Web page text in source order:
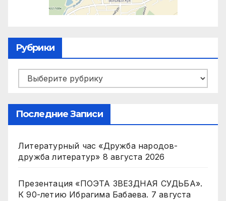
Рубрики
Рубрики
Последние Записи
Литературный час «Дружба народов-
дружба литератур» 8 августа 2026
Презентация «ПОЭТА ЗВЕЗДНАЯ СУДЬБА».
К 90-летию Ибрагима Бабаева. 7 августа